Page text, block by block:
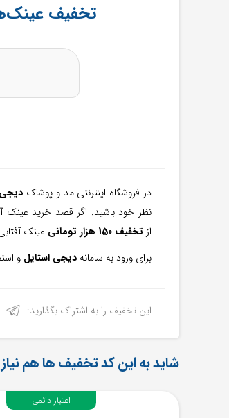
تخفیف
در فروشگاه اینترنتی مد و پوشاک
نظر خود باشيد. اگر قصد خرید عینک
از تخفیف 150 هزار تومانی عینک
برای ورود به سامانه دیجی استایل و
این تخفیف را به اشتراک بگذارید:
شاید به این کد تخفیف ها هم
اعتبار دائمی